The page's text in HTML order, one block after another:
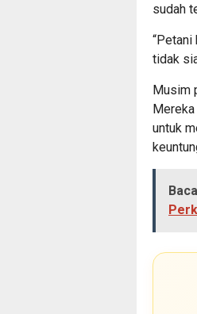
sudah
“Petani
tidak
Musim
Mereka
untuk